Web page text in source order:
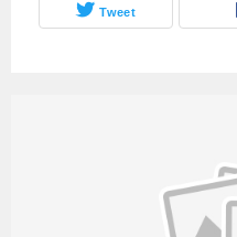
Tweet